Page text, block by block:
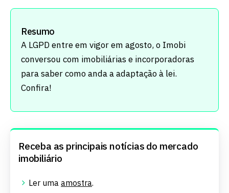
Resumo
A LGPD entre em vigor em agosto, o Imobi
conversou com imobiliárias e incorporadoras
para saber como anda a adaptação à lei.
Confira!
Receba as principais notícias do mercado
imobiliário
Ler uma amostra.